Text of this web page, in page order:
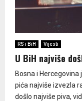
RS i BiH Vijesti
U BiH najviše
Bosna i
pića najviše izvezla
došlo najviše piva, vidi